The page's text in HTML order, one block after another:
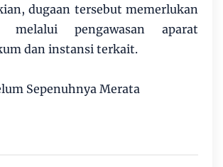
dugaan tersebut memerlukan
melalui pengawasan aparat
dan instansi terkait.
Sepenuhnya Merata